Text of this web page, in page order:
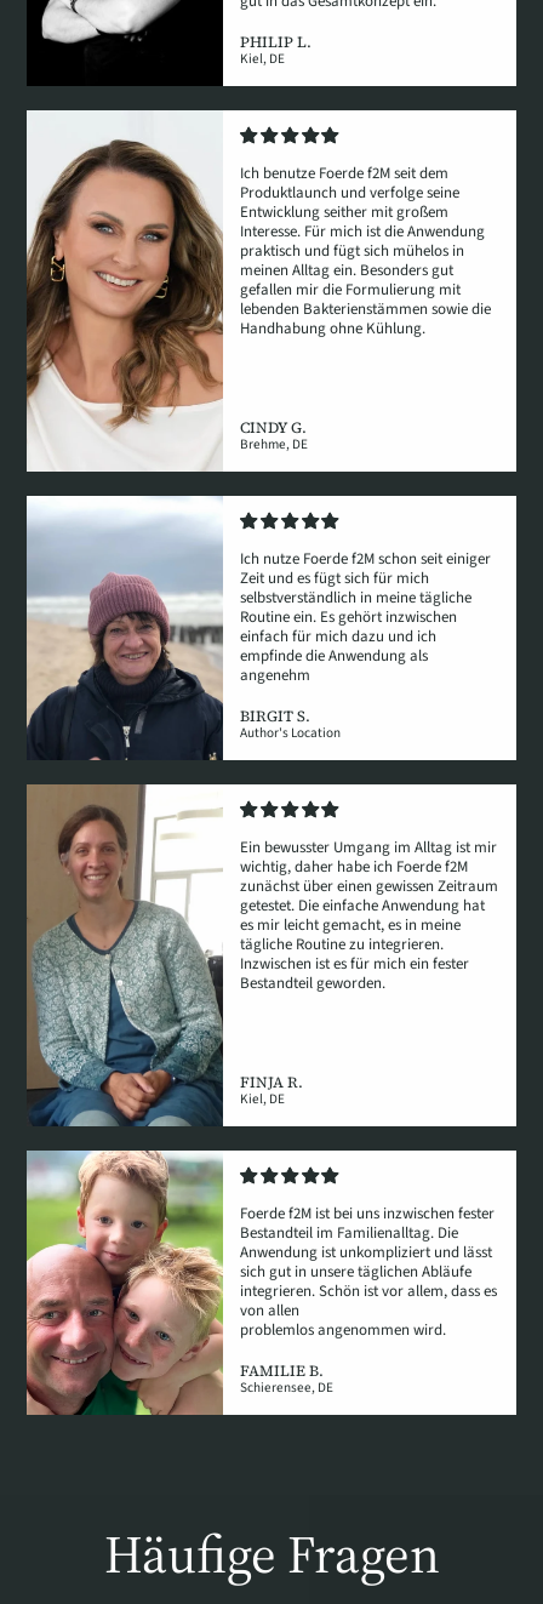
PHILIP L.
Kiel, DE
Ich benutze Foerde f2M seit dem
Produktlaunch und verfolge seine
Entwicklung seither mit großem
Interesse. Für mich ist die Anwendung
praktisch und fügt sich mühelos in
meinen Alltag ein. Besonders gut
gefallen mir die Formulierung mit
lebenden Bakterienstämmen sowie die
Handhabung ohne Kühlung.
CINDY G.
Brehme, DE
Ich nutze Foerde f2M schon seit einiger
Zeit und es fügt sich für mich
selbstverständlich in meine tägliche
Routine ein. Es gehört inzwischen
einfach für mich dazu und ich
empfinde die Anwendung als
angenehm
BIRGIT S.
Author's Location
Ein bewusster Umgang im Alltag ist mir
wichtig, daher habe ich Foerde f2M
zunächst über einen gewissen Zeitraum
getestet. Die einfache Anwendung hat
es mir leicht gemacht, es in meine
tägliche Routine zu integrieren.
Inzwischen ist es für mich ein fester
Bestandteil geworden.
FINJA R.
Kiel, DE
Foerde f2M ist bei uns inzwischen fester
Bestandteil im Familienalltag. Die
Anwendung ist unkompliziert und lässt
sich gut in unsere täglichen Abläufe
integrieren. Schön ist vor allem, dass es
von allen
problemlos angenommen wird.
FAMILIE B.
Schierensee, DE
Häufige Fragen